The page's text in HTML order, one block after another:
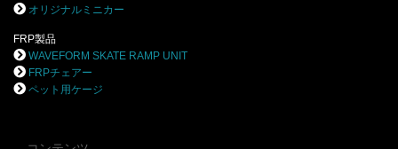
オリジナルミニカー
FRP製品
WAVEFORM SKATE RAMP UNIT
FRPチェアー
ペット用ケージ